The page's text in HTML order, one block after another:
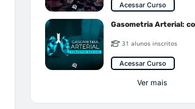
Acessar Curso
Gasometria Arterial:
31 alunos inscritos
Acessar Curso
Ver mais